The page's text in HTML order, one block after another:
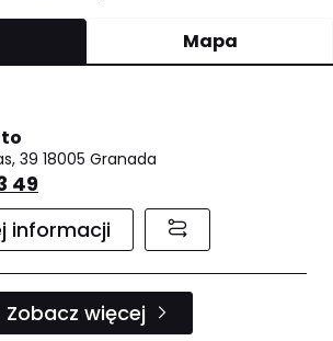
Mapa
39 18005 Granada
49
informacji
Zobacz więcej